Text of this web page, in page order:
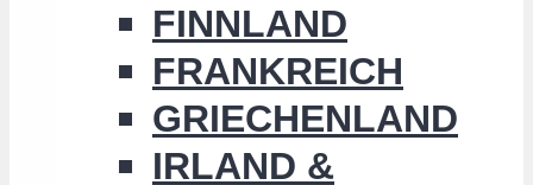
FINNLAND
FRANKREICH
GRIECHENLAND
IRLAND &